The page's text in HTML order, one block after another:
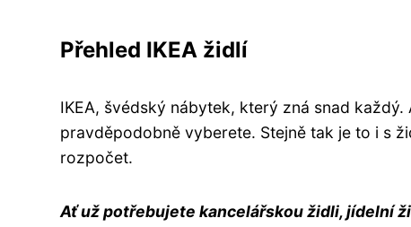
Přehled IKEA židlí
IKEA, švédský nábytek, který zná snad
pravděpodobně vyberete. Stejně tak je to i s
rozpočet.
Ať už potřebujete kancelářskou židli, jídelní